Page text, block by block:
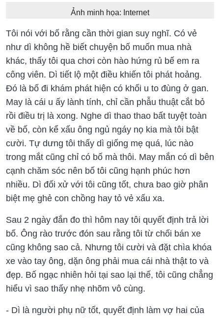
Ảnh minh họa: Internet
Tôi nói với bố rằng cần thời gian suy nghĩ. Có vẻ
như dì không hề biết chuyện bố muốn mua nhà
khác, thấy tôi qua chơi còn hào hứng rủ bế em ra
công viên. Dì tiết lộ một điều khiến tôi phát hoảng.
Đó là bố đi khám phát hiện có khối u to đùng ở gan.
May là cái u ấy lành tính, chỉ cần phẫu thuật cắt bỏ
rồi điều trị là xong. Nghe dì thao thao bất tuyệt toàn
về bố, còn kể xấu ông ngủ ngáy nọ kia mà tôi bật
cười. Tự dưng tôi thấy dì giống mẹ quá, lúc nào
trong mắt cũng chỉ có bố mà thôi. May mắn có dì bên
cạnh chăm sóc nên bố tôi cũng hạnh phúc hơn
nhiều. Dì đối xử với tôi cũng tốt, chưa bao giờ phân
biệt mẹ ghẻ con chồng hay tỏ vẻ xấu xa.
Sau 2 ngày đắn đo thì hôm nay tôi quyết định trả lời
bố. Ông rào trước đón sau rằng tôi từ chối bán xe
cũng không sao cả. Nhưng tôi cười và đặt chìa khóa
xe vào tay ông, dặn ông phải mua cái nhà thật to và
đẹp. Bố ngạc nhiên hỏi tại sao lại thế, tôi cũng chẳng
hiểu vì sao thấy nhẹ nhõm vô cùng.
- Dì là người phụ nữ tốt, quyết định làm vợ hai của